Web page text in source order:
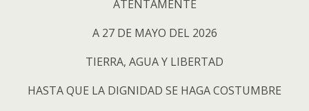
ATENTAMENTE
A 27 DE MAYO DEL 2026
TIERRA, AGUA Y LIBERTAD
HASTA QUE LA DIGNIDAD SE HAGA COSTUMBRE